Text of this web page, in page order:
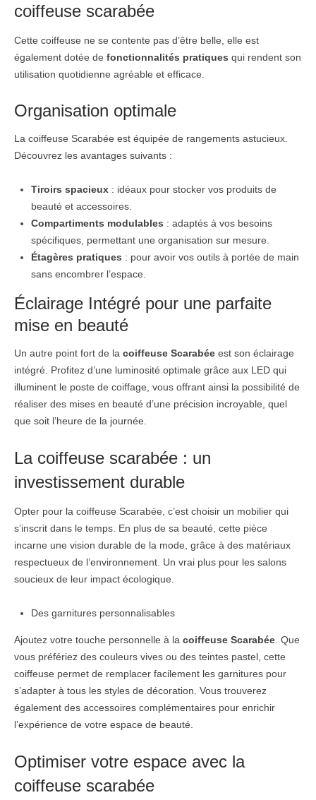
coiffeuse scarabée
Cette coiffeuse ne se contente pas d’être belle, elle est
également dotée de fonctionnalités pratiques qui rendent son
utilisation quotidienne agréable et efficace.
Organisation optimale
La coiffeuse Scarabée est équipée de rangements astucieux.
Découvrez les avantages suivants :
Tiroirs spacieux : idéaux pour stocker vos produits de
beauté et accessoires.
Compartiments modulables : adaptés à vos besoins
spécifiques, permettant une organisation sur mesure.
Étagères pratiques : pour avoir vos outils à portée de main
sans encombrer l’espace.
Éclairage Intégré pour une parfaite
mise en beauté
Un autre point fort de la coiffeuse Scarabée est son éclairage
intégré. Profitez d’une luminosité optimale grâce aux LED qui
illuminent le poste de coiffage, vous offrant ainsi la possibilité de
réaliser des mises en beauté d’une précision incroyable, quel
que soit l’heure de la journée.
La coiffeuse scarabée : un
investissement durable
Opter pour la coiffeuse Scarabée, c’est choisir un mobilier qui
s’inscrit dans le temps. En plus de sa beauté, cette pièce
incarne une vision durable de la mode, grâce à des matériaux
respectueux de l’environnement. Un vrai plus pour les salons
soucieux de leur impact écologique.
Des garnitures personnalisables
Ajoutez votre touche personnelle à la coiffeuse Scarabée . Que
vous préfériez des couleurs vives ou des teintes pastel, cette
coiffeuse permet de remplacer facilement les garnitures pour
s’adapter à tous les styles de décoration. Vous trouverez
également des accessoires complémentaires pour enrichir
l’expérience de votre espace de beauté.
Optimiser votre espace avec la
coiffeuse scarabée